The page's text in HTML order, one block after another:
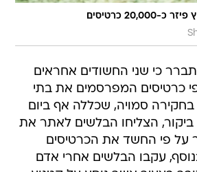
על פי ההערכה, המפיץ פיזר כ-20,000 כרטיסים
כי שני החשודים אחראים
כרטיסים המפרסמים את בתי
סמויה, שכללה אף ביום
הצליחו הבלשים לאתר את
על פי החשד את הכרטיסים
עקבו הבלשים אחרי אדם